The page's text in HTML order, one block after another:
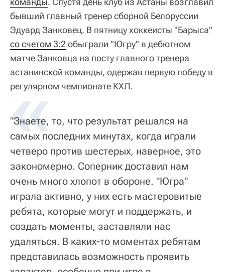
бывший главный тренер сборной Белоруссии
Эдуард Занковец. В пятницу хоккеисты "Барыса"
со счетом 3:2обыграли "Югру" в дебютном
матче Занковца на посту главного тренера
астанинской команды, одержав первую победу в
регулярном чемпионате КХЛ.
"Знаете, то, что результат решался на
самых последних минутах, когда играли
четверо против шестерых, наверное, это
закономерно. Соперник доставил нам
очень много хлопот в обороне. "Югра"
играла активно, у них есть мастеровитые
ребята, которые могут и поддержать, и
создать моменты, заставляли нас
удаляться. В каких-то моментах ребятам
представилась возможность проявить